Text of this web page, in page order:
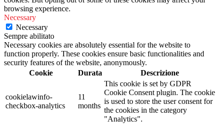
browsing experience.
Necessary
Necessary
Sempre abilitato
Necessary cookies are absolutely essential for the website to
function properly. These cookies ensure basic functionalities and
security features of the website, anonymously.
Cookie
Durata Descrizione
cookielawinfo-
checkbox-analytics
11
months
This cookie is set by GDPR
Cookie Consent plugin. The cookie
is used to store the user consent for
the cookies in the category
"Analytics".